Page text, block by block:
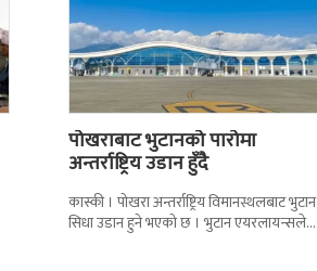
पोखराबाट भुटानको पारोमा
अन्तर्राष्ट्रिय उडान हुँदै
कास्की । पोखरा अन्तर्राष्ट्रिय विमानस्थलबाट भुटान
सिधा उडान हुने भएको छ । भुटान एयरलायन्सले